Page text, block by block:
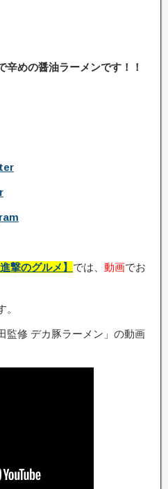
辛めの醤油ラーメンです ！！
撃のグルメ】 では、 動画でお
。
監修 デカ豚ラーメン」の動画